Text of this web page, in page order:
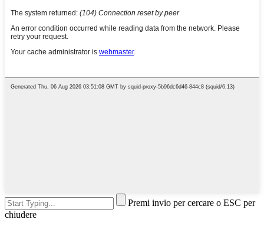
Premi invio per cercare o ESC per
chiudere